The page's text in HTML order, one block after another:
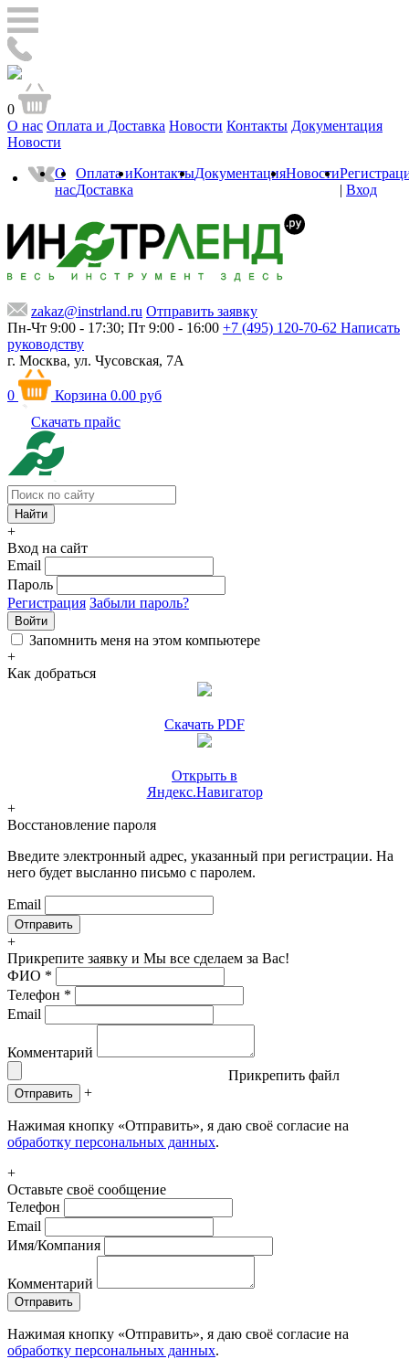
0
О нас Оплата и Доставка Новости Контакты Документация
Новости
О
нас
Оплата и
Доставка
КонтактыДокументацияНовости
| Вход
zakaz@instrland.ru Отправить заявку
Пн-Чт 9:00 - 17:30; Пт 9:00 - 16:00 +7 (495) 120-70-62 Написать
руководству
г. Москва, ул. Чусовская, 7А
0 Корзина 0.00 руб
Скачать прайс
+
Вход на сайт
Email
Пароль
Регистрация Забыли пароль?
Войти
Запомнить меня на этом компьютере
+
Как добраться
Скачать PDF
Открыть в
Яндекс.Навигатор
+
Восстановление пароля
Введите электронный адрес, указанный при регистрации. На
него будет высланно письмо с паролем.
Email
+
Прикрепите заявку и Мы все сделаем за Вас!
ФИО *
Телефон *
Email
Комментарий
Прикрепить файл
Отправить +
Нажимая кнопку «Отправить», я даю своё согласие на
обработку персональных данных.
+
Оставьте своё сообщение
Телефон
Email
Имя/Компания
Комментарий
Отправить
Нажимая кнопку «Отправить», я даю своё согласие на
обработку персональных данных.